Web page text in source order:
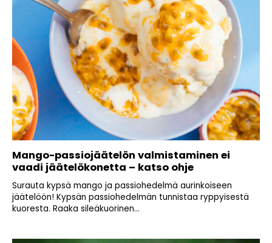
Mango-passiojäätelön valmistaminen ei
vaadi jäätelökonetta – katso ohje
Surauta kypsä mango ja passiohedelmä aurinkoiseen
jäätelöön! Kypsän passiohedelmän tunnistaa ryppyisestä
kuoresta. Raaka sileäkuorinen...